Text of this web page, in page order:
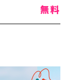
無料